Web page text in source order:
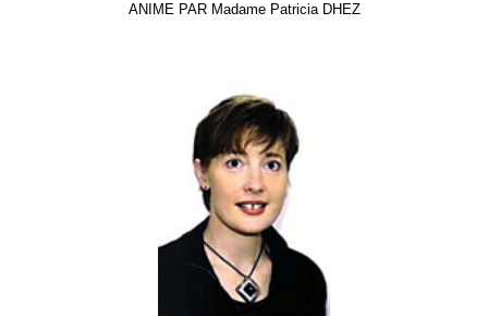
ANIME PAR Madame Patricia DHEZ